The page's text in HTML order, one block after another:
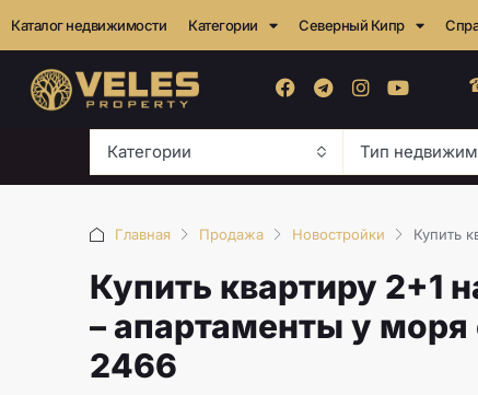
Каталог недвижимости Категории Северный Кипр
Категории Тип
Главная Продажа Новостройки Купить
Купить квартиру 2+1
– апартаменты у
2466